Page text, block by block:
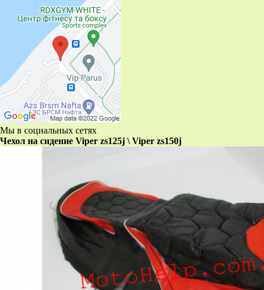
Мы в социальных сетях
Чехол на сидение Viper zs125j \ Viper zs150j